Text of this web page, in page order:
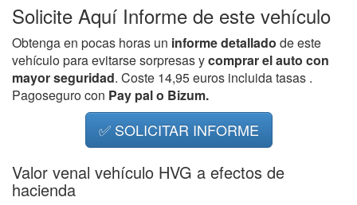
Solicite Aquí Informe de este vehículo
Obtenga en pocas horas un informe detallado de este
vehículo para evitarse sorpresas ycomprar el auto con
mayor seguridad. Coste 14,95 euros incluida tasas .
Pagoseguro con Pay pal o Bizum.
✅ SOLICITAR INFORME
Valor venal vehículo HVG a efectos de
hacienda